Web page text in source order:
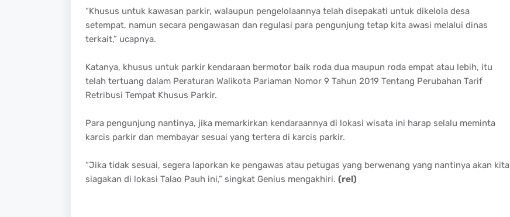
“Khusus untuk kawasan parkir, walaupun pengelolaannya telah disepakati untuk dikelola desa
setempat, namun secara pengawasan dan regulasi para pengunjung tetap kita awasi melalui dinas
terkait,” ucapnya.
Katanya, khusus untuk parkir kendaraan bermotor baik roda dua maupun roda empat atau lebih, itu
telah tertuang dalam Peraturan Walikota Pariaman Nomor 9 Tahun 2019 Tentang Perubahan Tarif
Retribusi Tempat Khusus Parkir.
Para pengunjung nantinya, jika memarkirkan kendaraannya di lokasi wisata ini harap selalu meminta
karcis parkir dan membayar sesuai yang tertera di karcis parkir.
“Jika tidak sesuai, segera laporkan ke pengawas atau petugas yang berwenang yang nantinya akan kita
siagakan di lokasi Talao Pauh ini,” singkat Genius mengakhiri. (rel)